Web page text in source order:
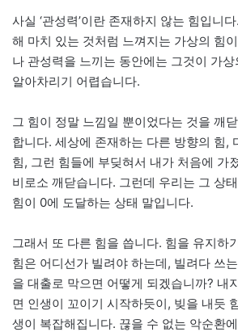
사실 ‘관성력’이란 존재하지 않는 힘입니
해 마치 있는 것처럼 느껴지는 가상의 힘
나 관성력을 느끼는 동안에는 그것이 가
알아차리기 어렵습니다.
그 힘이 정말 느낌일 뿐이었다는 것을 깨
합니다. 세상에 존재하는 다른 방향의 힘,
힘, 그런 힘들에 부딪혀서 내가 처음에 가
비로소 깨닫습니다. 그런데 우리는 그 상
힘이 0에 도달하는 상태 말입니다.
그래서 또 다른 힘을 씁니다. 힘을 유지하
힘은 어디선가 빌려야 하는데, 빌려다 쓰
을 대출로 막으면 어떻게 되겠습니까? 내
면 인생이 꼬이기 시작하듯이, 빚을 내듯
생이 복잡해집니다. 끊을 수 없는 악순환